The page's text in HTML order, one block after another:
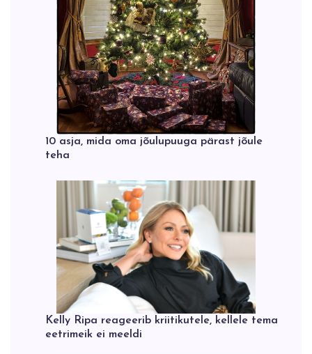
10 asja, mida oma jõulupuuga pärast jõule
teha
Kelly Ripa reageerib kriitikutele, kellele tema
eetrimeik ei meeldi